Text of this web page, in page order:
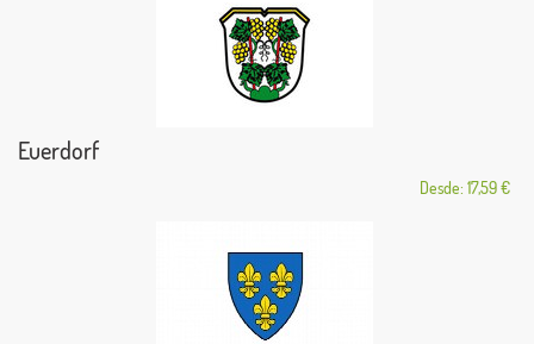
Euerdorf
Desde: 17,59 €